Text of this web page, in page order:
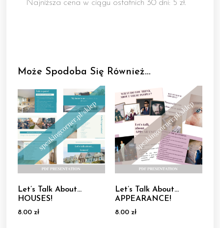
Najniższa cena w ciągu ostatnich 30 dni: 5 zł.
Może Spodoba Się Również…
Let’s Talk About…
HOUSES!
8.00 zł
Let’s Talk About…
APPEARANCE!
8.00 zł